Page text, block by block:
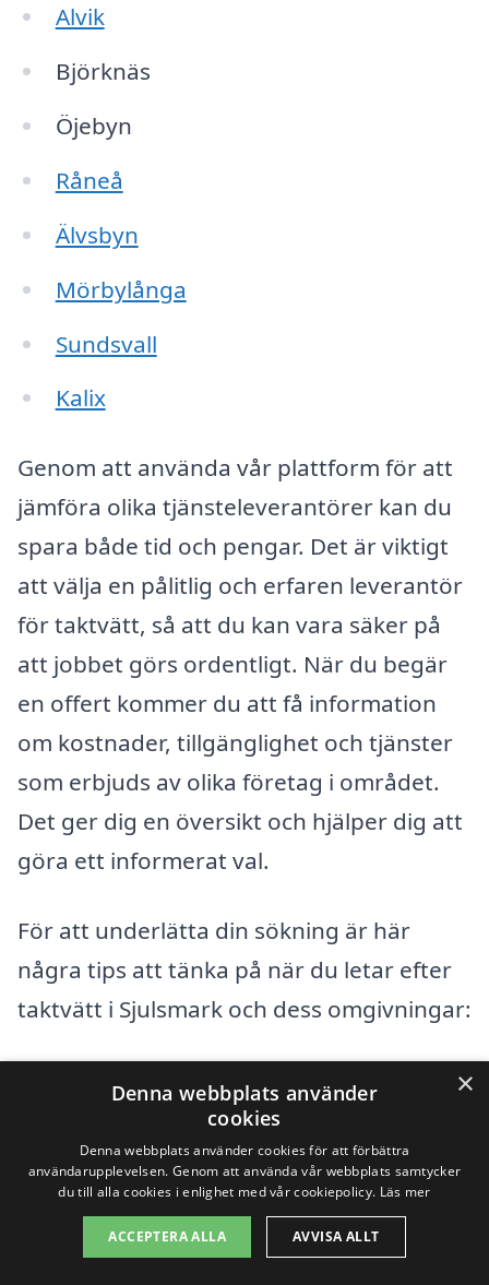
Alvik
Björknäs
Öjebyn
Råneå
Älvsbyn
Mörbylånga
Sundsvall
Kalix
Genom att använda vår plattform för att
jämföra olika tjänsteleverantörer kan du
spara både tid och pengar. Det är viktigt
att välja en pålitlig och erfaren leverantör
för taktvätt, så att du kan vara säker på
att jobbet görs ordentligt. När du begär
en offert kommer du att få information
om kostnader, tillgänglighet och tjänster
som erbjuds av olika företag i området.
Det ger dig en översikt och hjälper dig att
göra ett informerat val.
För att underlätta din sökning är här
några tips att tänka på när du letar efter
taktvätt i Sjulsmark och dess omgivningar:
Be om referenser från tidigare kunder.
Kontrollera företagets försäkring och
certifieringar.
Jämför priser och tjänster från flera
leverantörer.
×
Denna webbplats använder
cookies
Denna webbplats använder cookies för att förbättra
användarupplevelsen. Genom att använda vår webbplats samtycker
du till alla cookies i enlighet med vår cookiepolicy. Läs mer
ACCEPTERA ALLA AVVISA ALLT